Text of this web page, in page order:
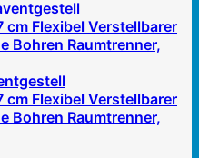
cm Flexibel Verstellbarer
Bohren Raumtrenner,